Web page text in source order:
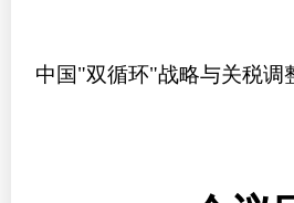
中国"双循环"战略与关税调